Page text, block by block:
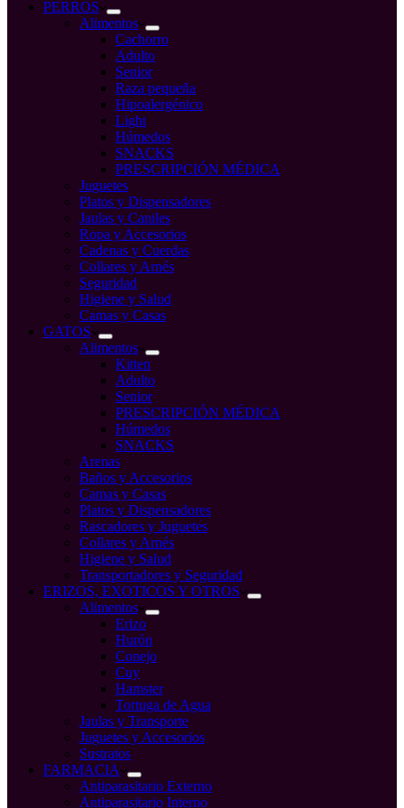
compraPERROS
Alimentos
Cachorro
Adulto
Senior
Raza pequeña
Hipoalergénico
Light
Húmedos
SNACKS
PRESCRIPCIÓN MÉDICA
Juguetes
Platos y Dispensadores
Jaulas y Caniles
Ropa y Accesorios
Cadenas y Cuerdas
Collares y Arnés
Seguridad
Higiene y Salud
Camas y Casas
GATOS
Alimentos
Kitten
Adulto
Senior
PRESCRIPCIÓN MÉDICA
Húmedos
SNACKS
Arenas
Baños y Accesorios
Camas y Casas
Platos y Dispensadores
Rascadores y Juguetes
Collares y Arnés
Higiene y Salud
Transportadores y Seguridad
ERIZOS, EXOTICOS Y OTROS
Alimentos
Erizo
Hurón
Conejo
Cuy
Hamster
Tortuga de Agua
Jaulas y Transporte
Juguetes y Accesorios
Sustratos
FARMACIA
Antiparasitario Externo
Antiparasitario Interno